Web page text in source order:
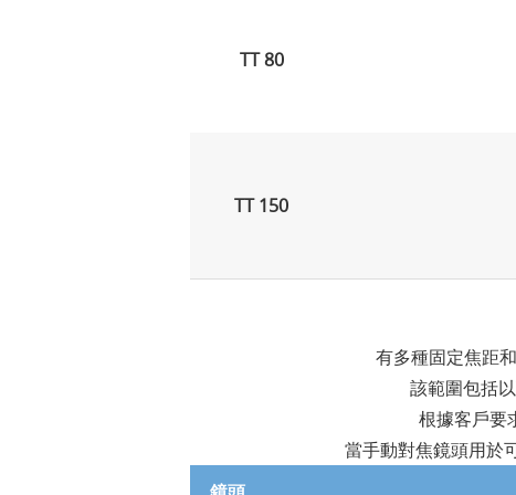
TT 80
TT 150
有多種固定焦距
該範圍包括
根據客戶要
當手動對焦鏡頭用於